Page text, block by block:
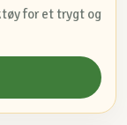
for et trygt og